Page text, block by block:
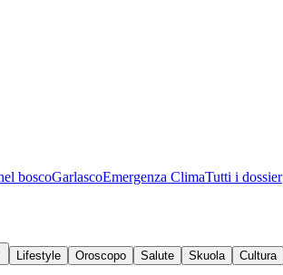
boscoGarlascoEmergenza ClimaTutti i dossier
Lifestyle Oroscopo Salute Skuola Cultura